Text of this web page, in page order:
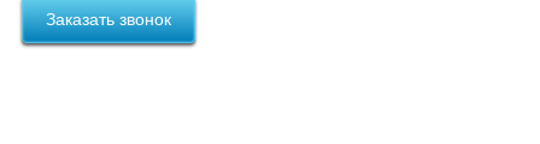
Заказать звонок